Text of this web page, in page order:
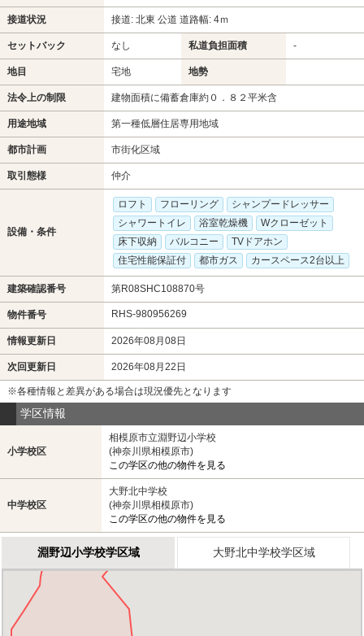
接道状況 接道: 北東 公道 道路幅: 4ｍ
セットバック なし 私道負担面積 -
地目 宅地 地勢
法令上の制限 建物面積に備蓄倉庫約０．８２平米含
用途地域 第一種低層住居専用地域
都市計画 市街化区域
取引態様 仲介
設備・条件
ロフト フローリング
シャンプードレッサー
シャワートイレ
浴室乾燥機
Wクローゼット
床下収納
バルコニー
TVドアホン
住宅性能保証付
都市ガス カースペース2台以上
建築確認番号 第R08SHC108870号
物件番号 RHS-980956269
情報更新日 2026年08月08日
次回更新日 2026年08月22日
※各種情報と差異がある場合は現況優先となります
学区情報
小学校区
相模原市立淵野辺小学校
(神奈川県相模原市)
この学区の他の物件を見る
中学校区
大野北中学校
(神奈川県相模原市)
この学区の他の物件を見る
淵野辺小学校学区域 大野北中学校学区域